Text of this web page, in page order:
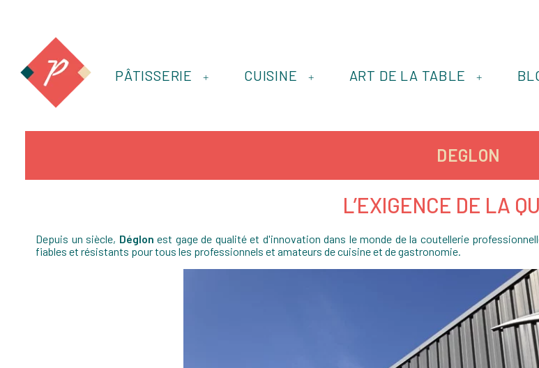
+
PÂTISSERIE +
CUISINE +
ART DE LA TABLE
DEGLON
L’EXIGENCE DE LA
Depuis un siècle, Déglon est gage de qualité et d'innovation dans le monde de la coutellerie
fiables et résistants pour tous les professionnels et amateurs de cuisine et de gastronomie.